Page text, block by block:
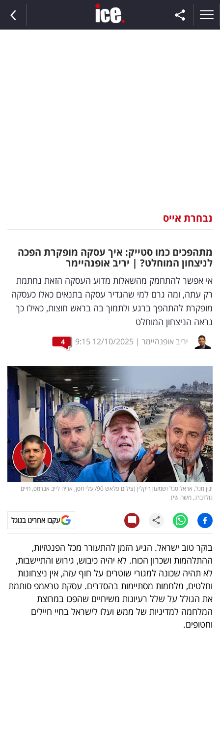
וצרכנות
דיגיטל
וטק
שיווק
ופרסום
משפט
ומחקרים
דעות
רכילות
עסקית
קריפטו
ויראלי
עסקי
ספורט
קריירה
ולימודים
מינויים
רייטינג
נבחרת אייס
מתהפכים כמו סטייק: איך עסקה מופקרת הפכה
לניצחון המוחלט? | יריב אופנהיימר
אי אפשר להתחמק מהשאלות מדוע העסקה הזאת נחתמת
רק עתה, ומה גרם למי שהגדיר עסקה בתנאים כאלו כעסקה
מופקרת להתהפך ברגע ולתמוך בה בראש חוצות, כאילו כך
נראה הניצחון המוחלט
יריב אופנהיימר |
12/10/2025
9:15
4
ינון מגל, אראל סגל ושמעון ריקלין (צילום פלאש 90/ עלי חסן, אריה לייב אברמס, חיים
גולדברג, משה שי)
עקבו אחרינו בגוגל
בוקר טוב ישראל. הגיע הזמן להתעורר מכל הפנטזיות,
ההתלהמות ושכרון הכוח. לא יהיה כיבוש, גירוש והתיישבות,
לא תהיה שכונה למגורי שוטרים על חוף עזה, אין ניצחונות
וחלטים, מלחמות מסתיימות בהסדרים. עסקת טראמפ סותמת
את הגולל על שלל רעיונות משיחיים שהפכו במרוצת
המלחמה למדיניות של ממש ועלו לישראל בחיי חיילים
וחטופים.